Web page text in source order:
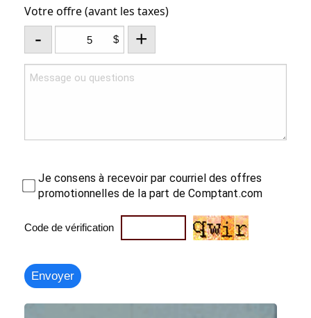
Votre offre (avant les taxes)
- $ +
Je consens à recevoir par courriel des offres
promotionnelles de la part de Comptant.com
Code de vérification